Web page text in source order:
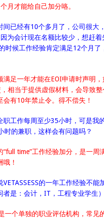
月才能给自己加分咯。
间已经有10个多月了，公司很大
为会计现在名额比较少，想赶着
时候工作经验肯定满足12个月了
满足一年才能在EOI申请时声明
相当于提供虚假材料，会导致
会有10年禁止令。得不偿失！
职工作每周至少35小时，可是我
时的兼职，这样会有问题吗？
“full time”工作经验加分，是一周
！
的一年工作经验不能
是：会计，IT，工程专业学生）
一个单独的职业评估机构，常见